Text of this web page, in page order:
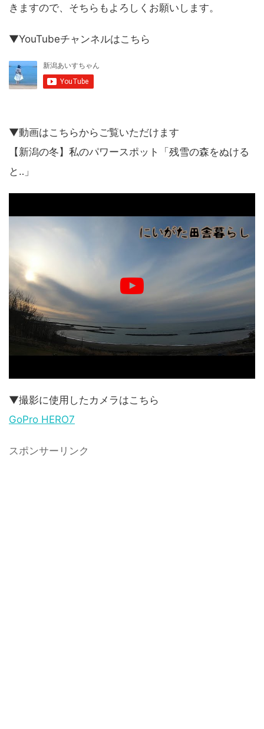
きますので、そちらもよろしくお願いします。
▼YouTubeチャンネルはこちら
▼動画はこちらからご覧いただけます
【新潟の冬】私のパワースポット「残雪の森をぬける
と‥」
▼撮影に使用したカメラはこちら
GoPro HERO7
スポンサーリンク